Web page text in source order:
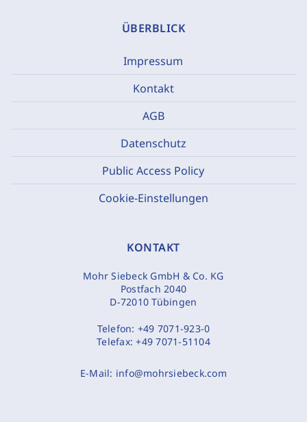
ÜBERBLICK
Impressum
Kontakt
AGB
Datenschutz
Public Access Policy
Cookie-Einstellungen
KONTAKT
Mohr Siebeck GmbH & Co. KG
Postfach 2040
D-72010 Tübingen
Telefon: +49 7071-923-0
Telefax:+49 7071-51104
E-Mail: info@mohrsiebeck.com